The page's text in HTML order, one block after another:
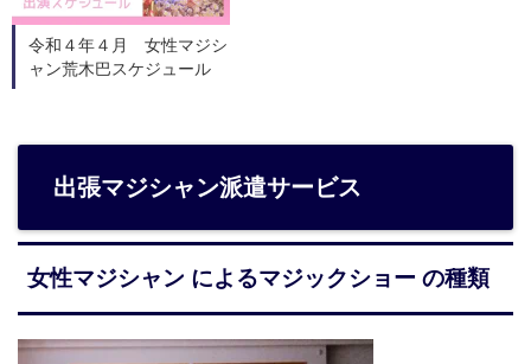
令和４年４月 女性マジシ
ャン荒木巴スケジュール
出張マジシャン派遣サービス
女性マジシャン によるマジックショー の種類